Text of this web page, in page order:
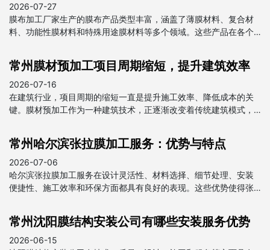
2026-07-27
膜布加工厂家生产的膜布产品类型丰富，涵盖了薄膜材料、复合材
料、功能性膜材料和特殊用途膜材料等多个领域。这些产品在各个
常州膜材预加工项目周期缩短，提升建筑效率
2026-07-16
在建筑行业，项目周期的缩短一直是提升施工效率、降低成本的关
键。膜材预加工作为一种建筑技术，正逐渐改变着传统建筑模式，
常州哈尔滨张拉膜加工服务：优势与特点
2026-07-06
哈尔滨张拉膜加工服务在设计灵活性、材料选择、细节处理、安装
便捷性、施工效率和环保方面都具有良好的表现。这些优势使得张
一部分。
常州沈阳膜结构安装公司有哪些安装服务优势
2026-06-15